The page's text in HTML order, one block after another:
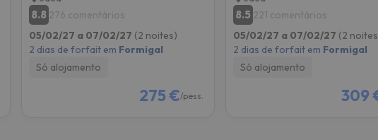
8.8 276 comentários
05/02/27 a 07/02/27 (2 noites)
2 dias de forfait em Formigal
Só alojamento
275 €/pess.
8.5 221 comentários
05/02/27 a 07/02/27 (2
2 dias de forfait em Formigal
Só alojamento
309